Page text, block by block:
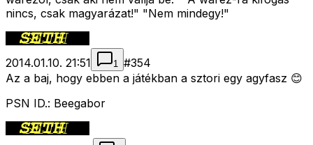
nincs, csak magyarázat!" "Nem mindegy!"
2014.01.10. 21:51 1 #354
Az a baj, hogy ebben a játékban a sztori egy agyfasz 😊
PSN ID.: Beegabor